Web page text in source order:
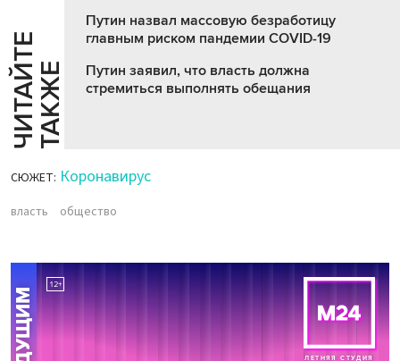
Ч
И
Т
АЙ
Т
Е
Т
А
К
ЖЕ
Путин назвал массовую безработицу
главным риском пандемии COVID-19
Путин заявил, что власть должна
стремиться выполнять обещания
СЮЖЕТ: Коронавирус
власть общество